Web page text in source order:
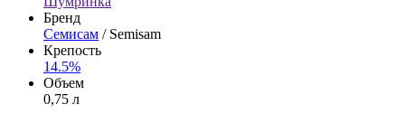
Бренд
Семисам / Semisam
Крепость
14.5%
Объем
0,75 л